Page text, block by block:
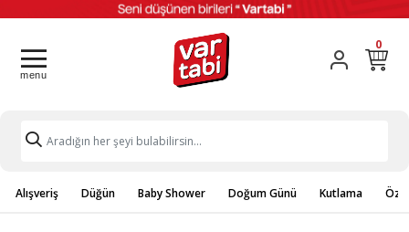
0
Alışveriş Düğün Baby Shower Doğum Günü Kutlama